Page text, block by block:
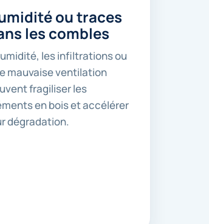
ou traces
les combles
les infiltrations ou
mauvaise ventilation
fragiliser les
en bois et accélérer
dégradation.